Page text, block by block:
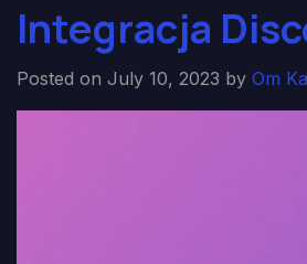
Integracja
Posted on July 10, 2023 by Om